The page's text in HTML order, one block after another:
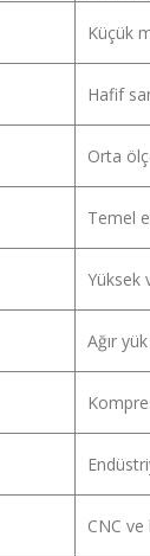
Küçük
Hafif
Orta
Temel
Yüksek
Ağır
CNC